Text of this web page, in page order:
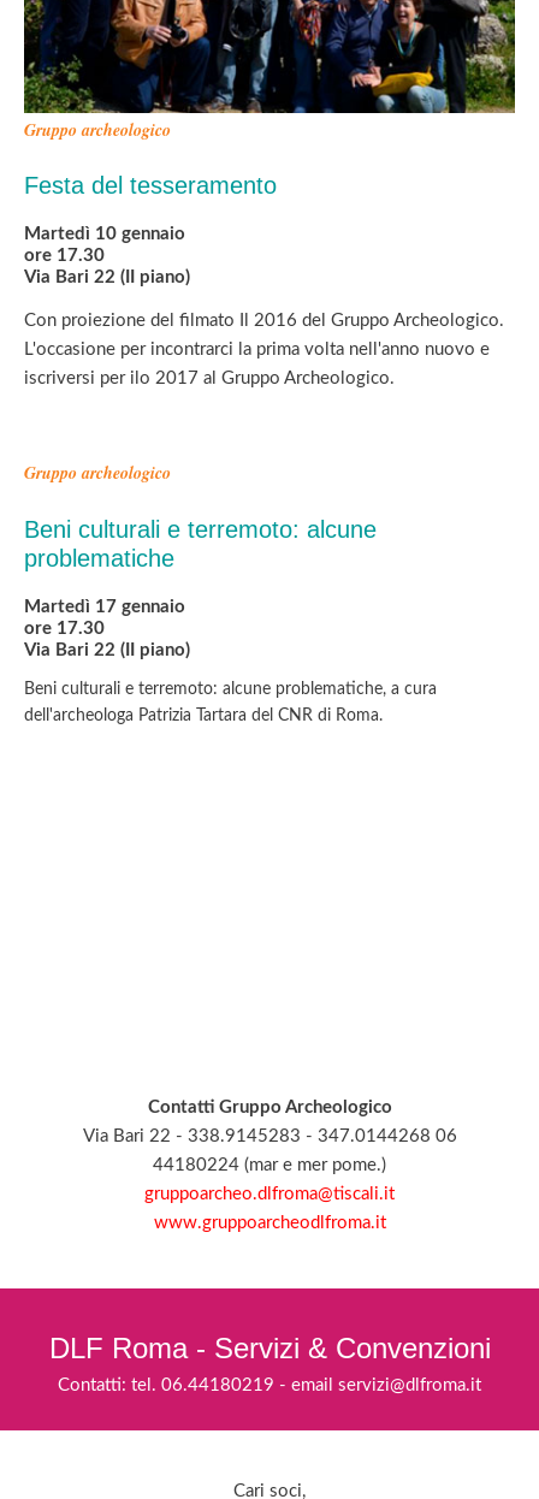
Gruppo archeologico
Festa del tesseramento
Martedì 10 gennaio
ore 17.30
Via Bari 22 (II piano)
Con proiezione del filmato Il 2016 del Gruppo Archeologico.
L'occasione per incontrarci la prima volta nell'anno nuovo e
iscriversi per ilo 2017 al Gruppo Archeologico.
Gruppo archeologico
Beni culturali e terremoto: alcune
problematiche
Martedì 17 gennaio
ore 17.30
Via Bari 22 (II piano)
Beni culturali e terremoto: alcune problematiche, a cura
dell'archeologa Patrizia Tartara del CNR di Roma.
Contatti Gruppo Archeologico
Via Bari 22 - 338.9145283 - 347.0144268 06
44180224 (mar e mer pome.)
gruppoarcheo.dlfroma@tiscali.it
www.gruppoarcheodlfroma.it
DLF Roma - Servizi & Convenzioni
Contatti: tel. 06.44180219 - email servizi@dlfroma.it
Cari soci,